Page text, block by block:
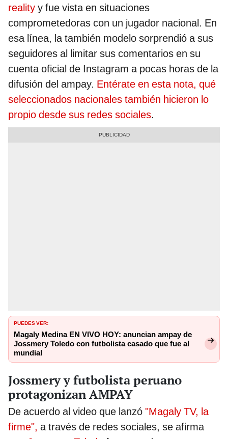
reality y fue vista en situaciones
comprometedoras con un jugador nacional. En
esa línea, la también modelo sorprendió a sus
seguidores al limitar sus comentarios en su
cuenta oficial de Instagram a pocas horas de la
difusión del ampay. Entérate en esta nota, qué
seleccionados nacionales también hicieron lo
propio desde sus redes sociales.
PUEDES VER:
Magaly Medina EN VIVO HOY: anuncian ampay de
Jossmery Toledo con futbolista casado que fue al
mundial
Jossmery y futbolista peruano
protagonizan AMPAY
De acuerdo al video que lanzó "Magaly TV, la
firme", a través de redes sociales, se afirma